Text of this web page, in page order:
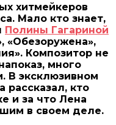
хитмейкеров
Мало кто знает,
Полины Гагариной
«Обезоружена»,
Композитор не
много
В эксклюзивном
рассказал, кто
и за что Лена
в своем деле.